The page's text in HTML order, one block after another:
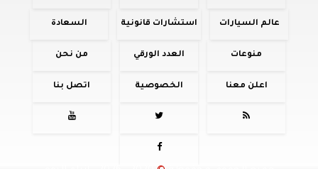
عالم السيارات استشارات قانونية السعادة
منوعات العدد الورقي من نحن
اعلن معنا الخصوصية اتصل بنا



